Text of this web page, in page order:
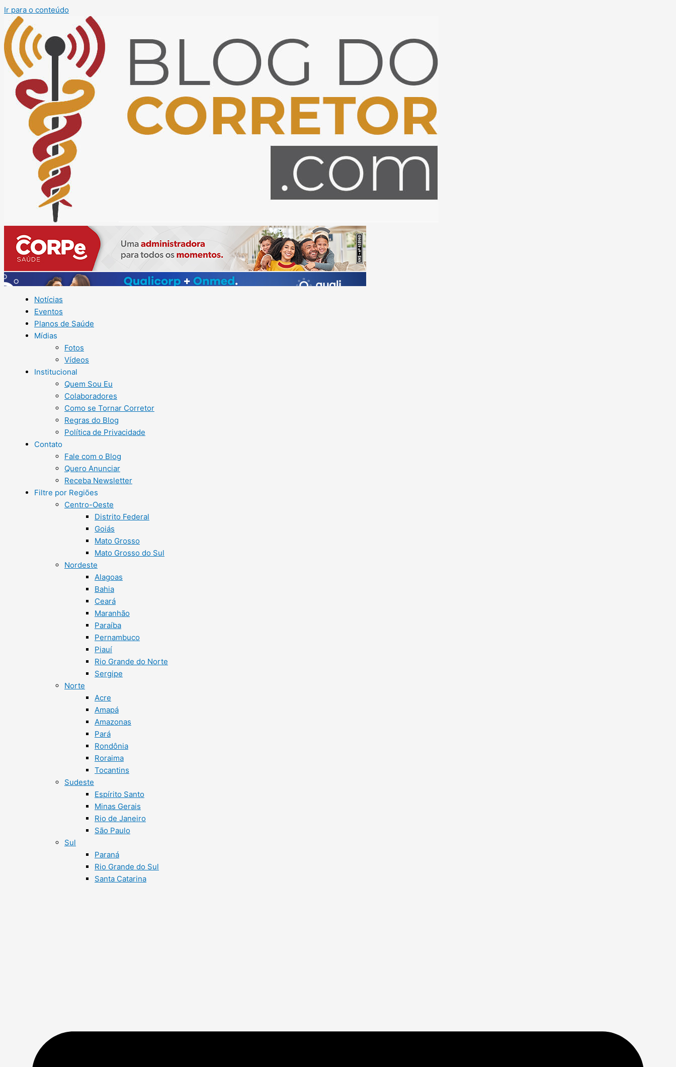
Ir para o conteúdo
Notícias
Eventos
Planos de Saúde
Mídias
Fotos
Vídeos
Institucional
Quem Sou Eu
Colaboradores
Como se Tornar Corretor
Regras do Blog
Política de Privacidade
Contato
Fale com o Blog
Quero Anunciar
Receba Newsletter
Filtre por Regiões
Centro-Oeste
Distrito Federal
Goiás
Mato Grosso
Mato Grosso do Sul
Nordeste
Alagoas
Bahia
Ceará
Maranhão
Paraíba
Pernambuco
Piauí
Rio Grande do Norte
Sergipe
Norte
Acre
Amapá
Amazonas
Pará
Rondônia
Roraima
Tocantins
Sudeste
Espírito Santo
Minas Gerais
Rio de Janeiro
São Paulo
Sul
Paraná
Rio Grande do Sul
Santa Catarina